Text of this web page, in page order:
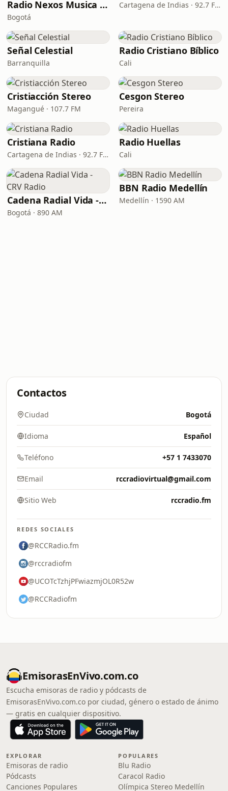
Radio Nexos Musica Cristiana (Iglesia De Jesucristo)
Bogotá
Cartagena de Indias · 92.7 FM
Señal Celestial
Barranquilla
Radio Cristiano Bíblico
Cali
Cristiacción Stereo
Magangué · 107.7 FM
Cesgon Stereo
Pereira
Cristiana Radio
Cartagena de Indias · 92.7 FM
Radio Huellas
Cali
Cadena Radial Vida - CRV Radio
Bogotá · 890 AM
BBN Radio Medellín
Medellín · 1590 AM
Contactos
Ciudad Bogotá
Idioma Español
Teléfono +57 1 7433070
Email rccradiovirtual@gmail.com
Sitio Web rccradio.fm
REDES SOCIALES
@RCCRadio.fm
@rccradiofm
@UCOTcTzhjPFwiazmjOL0R52w
@RCCRadiofm
EmisorasEnVivo.com.co
Escucha emisoras de radio y pódcasts de
EmisorasEnVivo.com.co por ciudad, género o estado de ánimo
— gratis en cualquier dispositivo.
EXPLORAR
Emisoras de radio
Pódcasts
Canciones Populares
POPULARES
Blu Radio
Caracol Radio
Olímpica Stereo Medellín